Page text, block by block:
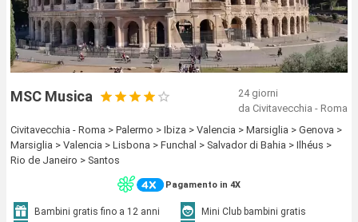
MSC Musica
24 giorni
da Civitavecchia - Roma
Civitavecchia - Roma > Palermo > Ibiza > Valencia > Marsiglia > Genova >
Marsiglia > Valencia > Lisbona > Funchal > Salvador di Bahia > Ilhéus >
Rio de Janeiro > Santos
Pagamento in 4X
Bambini gratis fino a 12 anni
Mini Club bambini gratis